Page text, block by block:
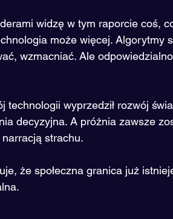
widzę w tym raporcie coś,
może więcej. Algorytmy
wzmacniać. Ale
technologii wyprzedził rozwój
decyzyjna. A próżnia zawsze
strachu.
że społeczna granica już